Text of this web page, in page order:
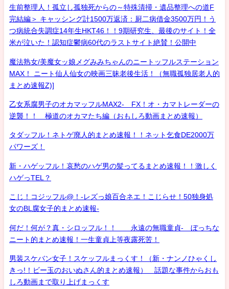
生前整理人！孤立し孤独死からの～特殊清掃・遺品整理への道F
完結編＞ キャッシング計1500万返済：厨二病借金3500万円！う
つ病統合失調症14年生HKT46！！9期研究生、最後のサイト！全
米が泣いた！認知症鬱病60代のラストサイト絶賛！公開中
魔法熟女/美魔女ッ娘メグみみちゃんのニートッフルステーション
MAX！ ニート仙人仙女の映画三昧老後生活！（無職孤独居老人的
まとめ速報Z)]
乙女系腐男子のオカマッフルMAX2- FX！オ・カマトレーダーの
逆襲！！ 極道のオカマたち編（おもしろ動画まとめ速報）
タダッフル！ネトゲ廃人的まとめ速報！！ネット乞食DE2000万
パワーズ！
新・ハゲッフル！哀愁のハゲ男の髪ってるまとめ速報！！激しく
ハゲっTEL？
こじ！コジッフル@！-レズっ娘百合ネエ！こじらせ！50独身処
女のBL腐女子的まとめ速報-
何だ！何が？真・シロッフル！！ 永遠の無職童貞- ぼっちな
ニート的まとめ速報！一生童貞上等夜露死苦！
男装スケバン女子！スケッフルまっくす！（新・ナンノひゃくし
きっ!！ビー玉のおいぬさん的まとめ速報） 話題な事件からおも
しろ動画まで取り上げまっくす